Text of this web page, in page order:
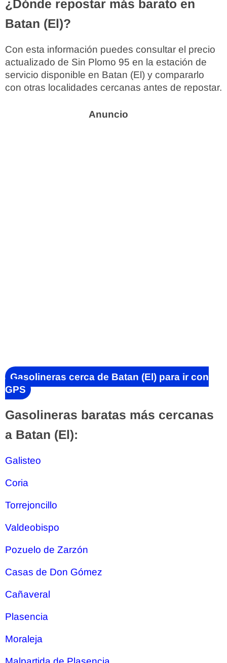
¿Dónde repostar más barato en
Batan (El)?
Con esta información puedes consultar el precio
actualizado de Sin Plomo 95 en la estación de
servicio disponible en Batan (El) y compararlo
con otras localidades cercanas antes de repostar.
Gasolineras cerca de Batan (El) para ir con
GPS
Gasolineras baratas más cercanas
a Batan (El):
Galisteo
Coria
Torrejoncillo
Valdeobispo
Pozuelo de Zarzón
Casas de Don Gómez
Cañaveral
Plasencia
Moraleja